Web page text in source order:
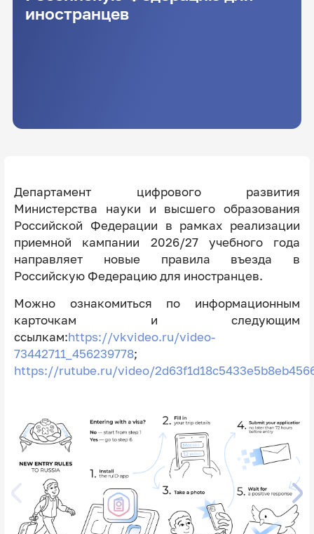
иностранцев
Департамент цифрового развития
Министерства науки и высшего образования
Российской Федерации в рамках реализации
приемной кампании 2026/27 учебного года
направляет новые правила въезда в
Российскую Федерацию для иностранцев.
Можно ознакомиться по информационным
карточкам и следующим
ссылкам:https://vkvideo.ru/video-
73442711_456239778;
https://rutube.ru/video/